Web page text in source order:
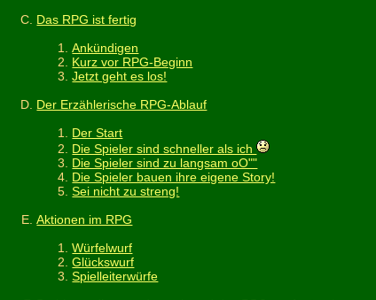
Das RPG ist fertig
Ankündigen
Kurz vor RPG-Beginn
Jetzt geht es los!
Der Erzählerische RPG-Ablauf
Der Start
Die Spieler sind schneller als ich
Die Spieler sind zu langsam oO""
Die Spieler bauen ihre eigene Story!
Sei nicht zu streng!
Aktionen im RPG
Würfelwurf
Glückswurf
Spielleiterwürfe